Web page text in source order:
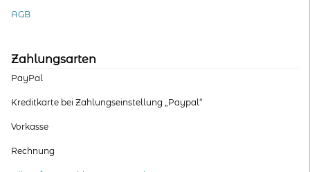
AGB
Zahlungsarten
PayPal
Kreditkarte bei Zahlungseinstellung „Paypal“
Vorkasse
Rechnung